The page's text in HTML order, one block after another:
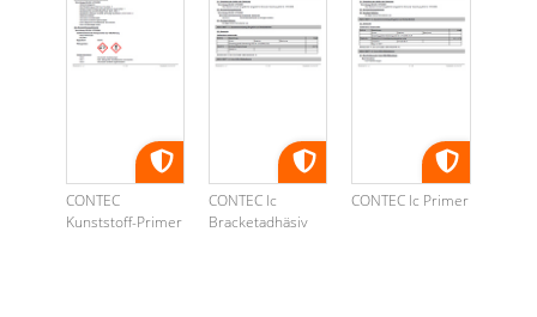
CONTEC
Kunststoff-Primer
CONTEC lc
Bracketadhäsiv
CONTEC lc Primer